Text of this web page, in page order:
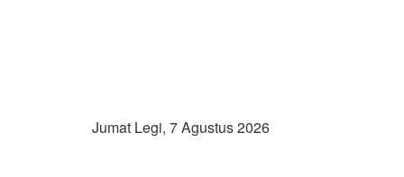
Jumat Legi, 7 Agustus 2026